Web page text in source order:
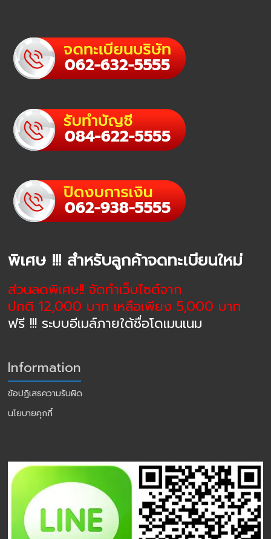
พิเศษ !!! สำหรับลูกค้าจดทะเบียนใหม่
ส่วนลดพิเศษ!! จัดทำเว็บไซต์จาก
ปกติ 12,000 บาท เหลือเพียง 5,000 บาท
ฟรี !!! ระบบอีเมล์ภายใต้ชื่อโดเมนเนม
Information
ข้อปฏิเสธความรับผิด
นโยบายคุกกี้